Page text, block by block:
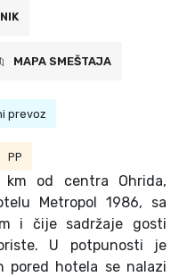
MAPA SMEŠTAJA
prevoz
PP
od centra Ohrida,
Metropol 1986, sa
i čije sadržaje gosti
U potpunosti je
pored hotela se nalazi